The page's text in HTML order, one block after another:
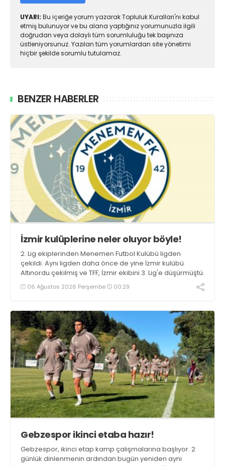
UYARI: Bu içeriğe yorum yazarak Topluluk Kuralları'nı kabul
etmiş bulunuyor ve bu alana yaptığınız yorumunuzla ilgili
doğrudan veya dolaylı tüm sorumluluğu tek başınıza
üstleniyorsunuz. Yazılan tüm yorumlardan site yönetimi
hiçbir şekilde sorumlu tutulamaz.
BENZER HABERLER
İzmir kulüplerine neler oluyor böyle!
2. Lig ekiplerinden Menemen Futbol Kulübü ligden
çekildi. Aynı ligden daha önce de yine İzmir kulübü
Altınordu çekilmiş ve TFF, İzmir ekibini 3. Lig'e düşürmüştü.
06 Ağustos 2026 Perşembe 00:29
Gebzespor ikinci etaba hazır!
Gebzespor, ikinci etap kamp çalışmalarına başlıyor. 2
günlük dinlenmenin ardından bugün yeniden aynı